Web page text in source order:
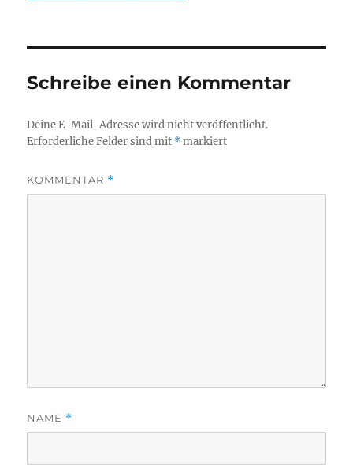
Schreibe einen Kommentar
Deine E-Mail-Adresse wird nicht veröffentlicht.
Erforderliche Felder sind mit *markiert
KOMMENTAR *
NAME *